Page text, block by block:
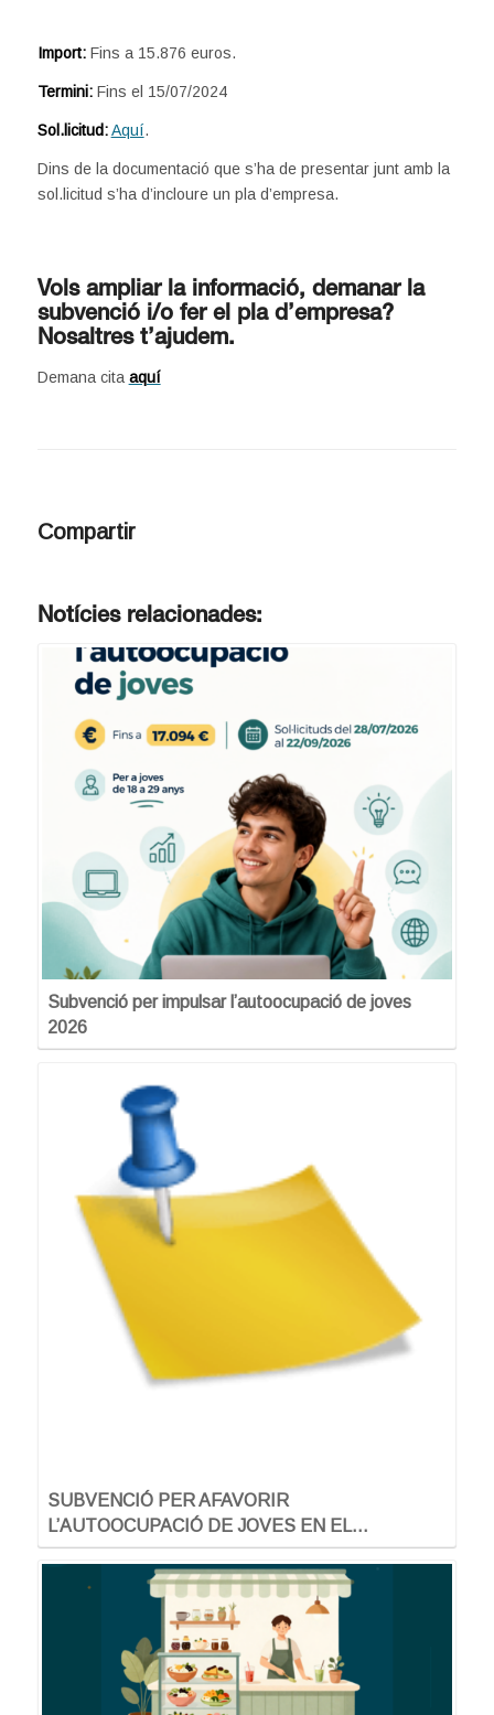
Import:Fins a 15.876 euros.
Termini:Fins el 15/07/2024
Sol.licitud: Aquí.
Dins de la documentació que s’ha de presentar junt amb la
sol.licitud s’ha d’incloure un pla d’empresa.
Vols ampliar la informació, demanar la
subvenció i/o fer el pla d’empresa?
Nosaltres t’ajudem.
Demana cita aquí
Compartir
Notícies relacionades:
Subvenció per impulsar l’autoocupació de joves
2026
SUBVENCIÓ PER AFAVORIR
L’AUTOOCUPACIÓ DE JOVES EN EL…